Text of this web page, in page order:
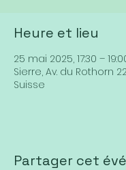
Heure et lieu
25 mai 2025, 17:30 –
Sierre, Av. du Rothorn
Suisse
Partager cet